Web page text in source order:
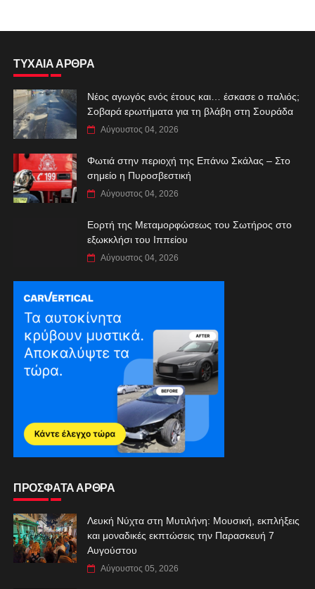
ΤΥΧΑΙΑ ΑΡΘΡΑ
Νέος αγωγός ενός έτους και… έσκασε ο παλιός;
Σοβαρά ερωτήματα για τη βλάβη στη Σουράδα
Αύγουστος 04, 2026
Φωτιά στην περιοχή της Επάνω Σκάλας – Στο
σημείο η Πυροσβεστική
Αύγουστος 04, 2026
Εορτή της Μεταμορφώσεως του Σωτήρος στο
εξωκκλήσι του Ιππείου
Αύγουστος 04, 2026
ΠΡΟΣΦΑΤΑ ΑΡΘΡΑ
Λευκή Νύχτα στη Μυτιλήνη: Μουσική, εκπλήξεις
και μοναδικές εκπτώσεις την Παρασκευή 7
Αυγούστου
Αύγουστος 05, 2026